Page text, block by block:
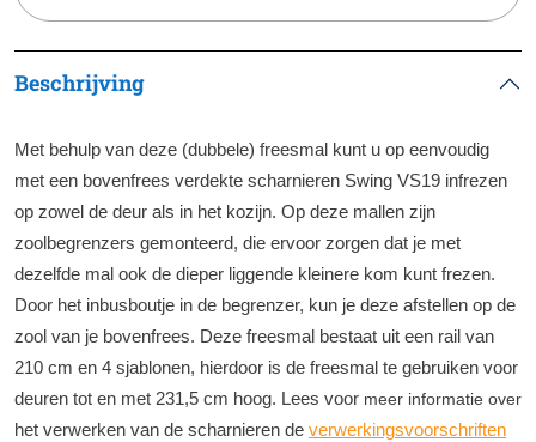
Beschrijving
Met behulp van deze (dubbele) freesmal kunt u op eenvoudig
met een bovenfrees verdekte scharnieren Swing VS19 infrezen
op zowel de deur als in het kozijn. Op deze mallen zijn
zoolbegrenzers gemonteerd, die ervoor zorgen dat je met
dezelfde mal ook de dieper liggende kleinere kom kunt frezen.
Door het inbusboutje in de begrenzer, kun je deze afstellen op de
zool van je bovenfrees. Deze freesmal bestaat uit een rail van
210 cm en 4 sjablonen, hierdoor is de freesmal te gebruiken voor
deuren tot en met 231,5 cm hoog. Lees voor meer informatie over
het verwerken van de scharnieren de verwerkingsvoorschriften